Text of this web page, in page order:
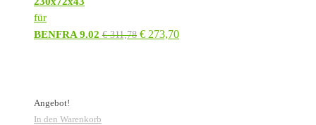
für
BENFRA 9.02 €311,78 € 273,70
Angebot!
In den Warenkorb